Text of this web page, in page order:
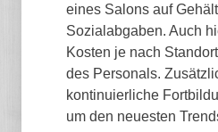
eines Salons auf
Sozialabgaben. Auch
Kosten je nach
des Personals.
kontinuierliche
um den neuesten